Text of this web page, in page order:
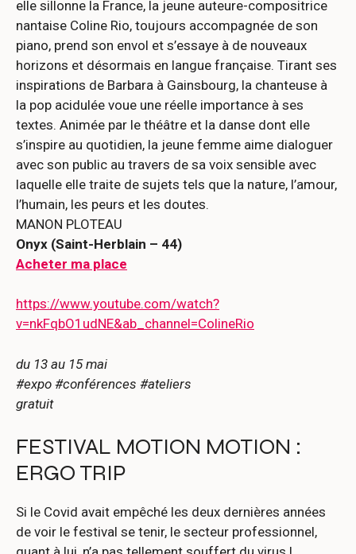
elle sillonne la France, la jeune auteure-compositrice
nantaise Coline Rio, toujours accompagnée de son
piano, prend son envol et s’essaye à de nouveaux
horizons et désormais en langue française. Tirant ses
inspirations de Barbara à Gainsbourg, la chanteuse à
la pop acidulée voue une réelle importance à ses
textes. Animée par le théâtre et la danse dont elle
s’inspire au quotidien, la jeune femme aime dialoguer
avec son public au travers de sa voix sensible avec
laquelle elle traite de sujets tels que la nature, l’amour,
l’humain, les peurs et les doutes.
MANON PLOTEAU
Onyx (Saint-Herblain – 44)
Acheter ma place
https://www.youtube.com/watch?
v=nkFqbO1udNE&ab_channel=ColineRio
du 13 au 15 mai
#expo #conférences #ateliers
gratuit
FESTIVAL MOTION MOTION :
ERGO TRIP
Si le Covid avait empêché les deux dernières années
de voir le festival se tenir, le secteur professionnel,